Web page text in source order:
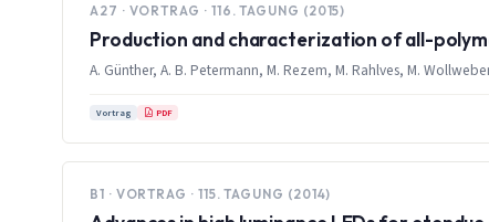
A27 · VORTRAG · 116. TAGUNG (2015)
Production and characterization of all-
A. Günther, A. B. Petermann, M. Rezem, M. Rahlves, M.
Vortrag PDF
B1 · VORTRAG · 115. TAGUNG (2014)